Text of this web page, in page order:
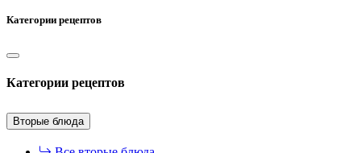
Категории рецептов
Категории рецептов
Вторые блюда